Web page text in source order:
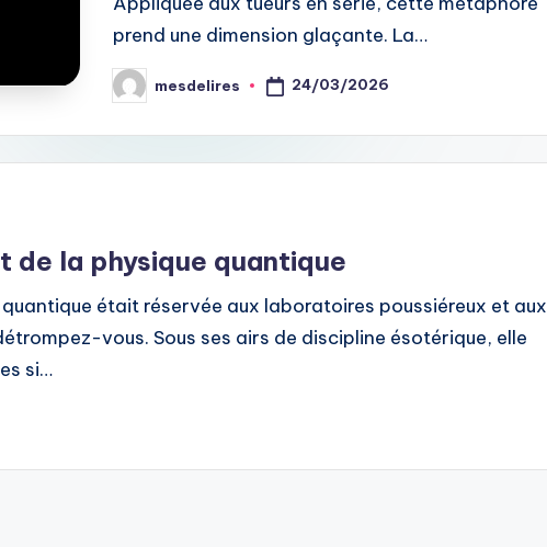
prend une dimension glaçante. La…
Posted
by
mesdelires 24/03/2026
de la physique quantique
était réservée aux laboratoires poussiéreux et aux
vous. Sous ses airs de discipline ésotérique, elle
si…